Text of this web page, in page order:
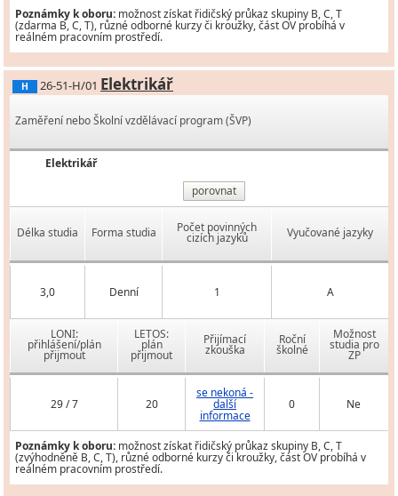
Poznámky k oboru: možnost získat řidičský průkaz skupiny B, C, T
(zdarma B, C, T), různé odborné kurzy či kroužky, část OV probíhá v
reálném pracovním prostředí.
H 26-51-H/01 Elektrikář
Zaměření nebo Školní vzdělávací program (ŠVP)
Elektrikář
porovnat
Délka studia Forma studia Počet povinných
cizích jazyků Vyučované jazyky
3,0 Denní 1 A
LONI:
přihlášení/plán
přijmout
LETOS:
plán
přijmout
Přijímací
zkouška
Roční
školné
Možnost
studia pro
ZP
29 / 7 20
se nekoná -
další
informace
0 Ne
Poznámky k oboru: možnost získat řidičský průkaz skupiny B, C, T
(zvýhodněně B, C, T), různé odborné kurzy či kroužky, část OV probíhá v
reálném pracovním prostředí.